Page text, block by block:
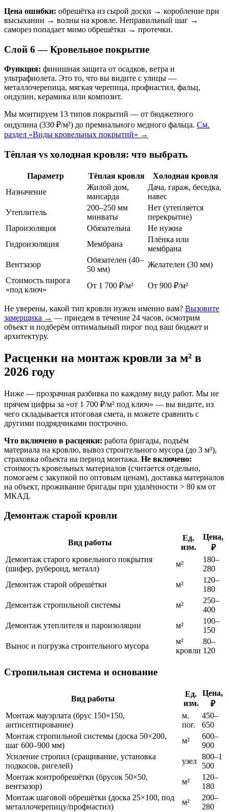
Цена ошибки: обрешётка из сырой доски → коробление при
высыхании → волны на кровле. Неправильный шаг →
саморез попадает мимо обрешётки → протечки.
Слой 6 — Кровельное покрытие
Функция: финишная защита от осадков, ветра и
ультрафиолета. Это то, что вы видите с улицы —
металлочерепица, мягкая черепица, профнастил, фальц,
ондулин, керамика или композит.
Мы монтируем 13 типов покрытий — от бюджетного
ондулина (330 ₽/м²) до премиального медного фальца. См.
раздел «Виды кровельных покрытий» →
Тёплая vs холодная кровля: что выбрать
Параметр Тёплая кровля
Холодная кровля
Назначение
Жилой дом,
мансарда
Дача, гараж, беседка,
навес
Утеплитель
200–250 мм
минваты
Нет (утепляется
перекрытие)
Пароизоляция
Обязательна
Не нужна
Гидроизоляция
Мембрана
Плёнка или
мембрана
Вентзазор
Обязателен (40–
50 мм)
Желателен (30 мм)
Стоимость пирога
«под ключ»
От 1 700 ₽/м² От 900 ₽/м²
Не уверены, какой тип кровли нужен именно вам? Вызовите
замерщика → — приедем в течение 24 часов, осмотрим
объект и подберём оптимальный пирог под ваш бюджет и
архитектуру.
Расценки на монтаж кровли за м² в
2026 году
Ниже — прозрачная разбивка по каждому виду работ. Мы не
прячем цифры за «от 1 700 ₽/м² под ключ» — вы видите, из
чего складывается итоговая смета, и можете сравнить с
другими подрядчиками построчно.
Что включено в расценки: работа бригады, подъём
материала на кровлю, вывоз строительного мусора (до 3 м³),
страховка объекта на период монтажа. Не включено:
стоимость кровельных материалов (считается отдельно,
помогаем с закупкой по оптовым ценам), доставка материалов
на объект, проживание бригады при удалённости > 80 км от
МКАД.
Демонтаж старой кровли
Вид работы
Ед.
изм.
Цена,
₽
Демонтаж старого кровельного покрытия
(шифер, рубероид, металл)
м²
180–
280
Демонтаж старой обрешётки
м²
120–
180
Демонтаж стропильной системы
м²
250–
400
Демонтаж утеплителя и пароизоляции
м²
100–
150
Вынос и погрузка строительного мусора
м²
кровли
80–
120
Стропильная система и основание
Вид работы
Ед.
изм.
Цена,
₽
Монтаж мауэрлата (брус 150×150,
антисептирование)
м.
пог.
450–
650
Монтаж стропильной системы (доска 50×200,
шаг 600–900 мм)
м²
600–
900
Усиление стропил (сращивание, установка
подкосов, ригелей)
узел
800–1
500
Монтаж контробрешётки (брусок 50×50,
вентзазор)
м²
120–
180
Монтаж шаговой обрешётки (доска 25×100, под
металлочерепицу/профнастил)
м²
200–
280